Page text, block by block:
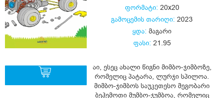
ფორმატი: 20x20
გამოცემის თარიღი: 2023
ყდა: მაგარი
ფასი: 21.95
აი, ესეც ახალი წიგნი მიმბო-ჯიმბოზე,
რომელიც პატარა, ლურჯი სპილოა.
მიმბო-ჯიმბოს საუკეთესო მეგობარი
ბეჰემოთი მუმბო-ჯუმბოა, რომელიც